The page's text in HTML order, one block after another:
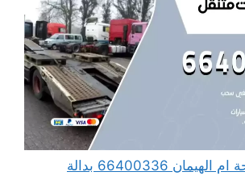
ونش كرين سطحة ام الهيمان 66400336 بدالة